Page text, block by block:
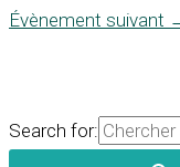
Évènement suivant
Search for: